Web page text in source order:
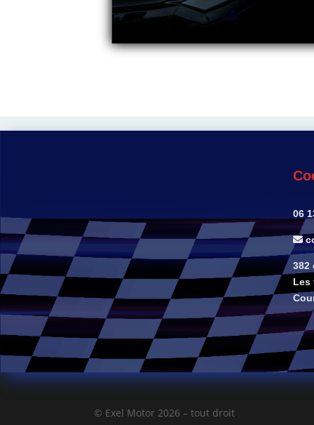
06
382
Les
© Exel Motor 2026 – tout droit